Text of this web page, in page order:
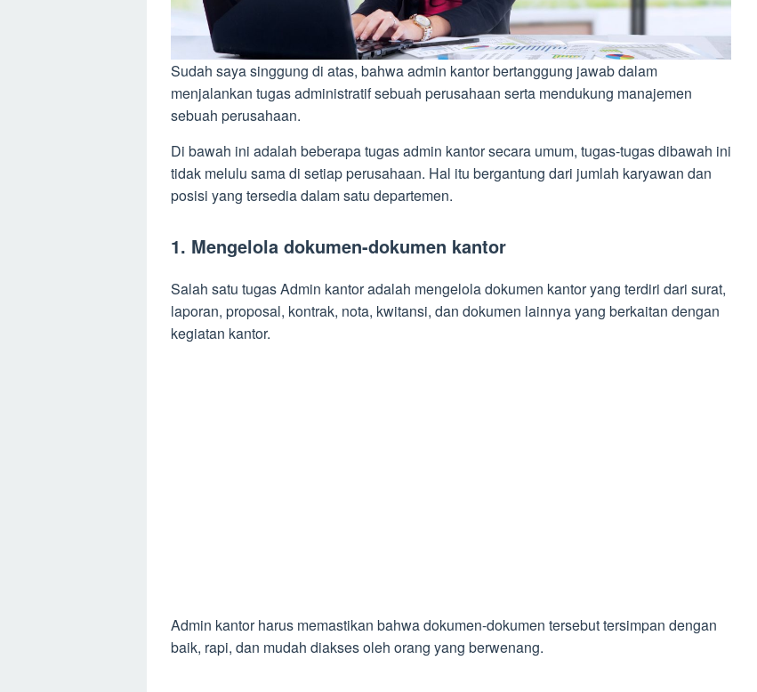
Sudah saya singgung di atas, bahwa admin kantor bertanggung jawab dalam
menjalankan tugas administratif sebuah perusahaan serta mendukung manajemen
sebuah perusahaan.
Di bawah ini adalah beberapa tugas admin kantor secara umum, tugas-tugas dibawah ini
tidak melulu sama di setiap perusahaan. Hal itu bergantung dari jumlah karyawan dan
posisi yang tersedia dalam satu departemen.
1. Mengelola dokumen-dokumen kantor
Salah satu tugas Admin kantor adalah mengelola dokumen kantor yang terdiri dari surat,
laporan, proposal, kontrak, nota, kwitansi, dan dokumen lainnya yang berkaitan dengan
kegiatan kantor.
Admin kantor harus memastikan bahwa dokumen-dokumen tersebut tersimpan dengan
baik, rapi, dan mudah diakses oleh orang yang berwenang.